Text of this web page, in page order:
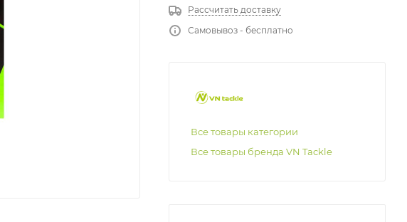
Рассчитать доставку
Самовывоз - бесплатно
Все товары категории
Все товары бренда VN Tackle